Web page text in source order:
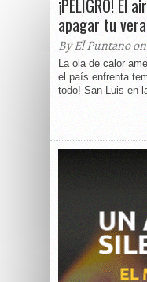
¡PELIGRO! El
apagar tu
By El Puntano
La ola de calor
el país enfrenta
todo! San Luis en